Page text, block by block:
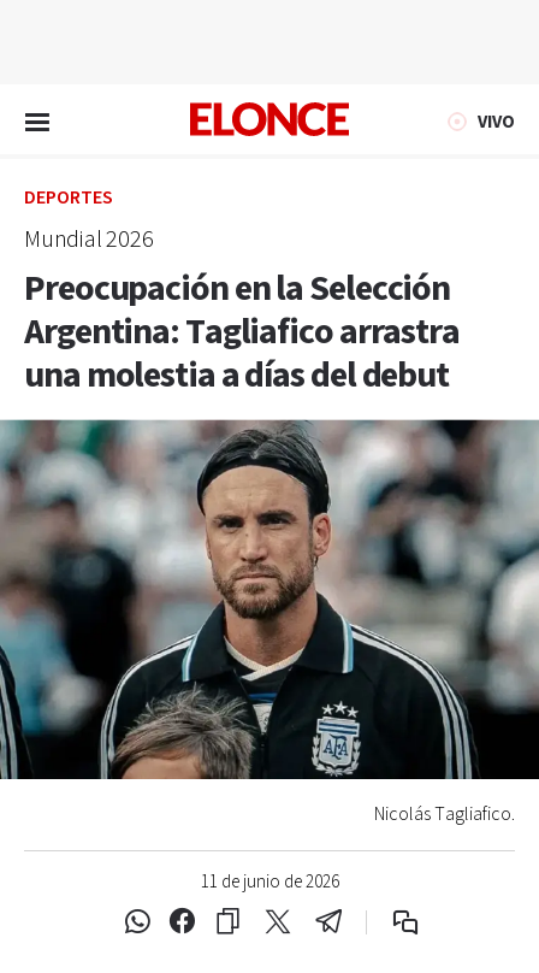
VIVO
DEPORTES
Mundial 2026
Preocupación en la Selección
Argentina: Tagliafico arrastra
una molestia a días del debut
11 de junio de 2026
Nicolás Tagliafico.